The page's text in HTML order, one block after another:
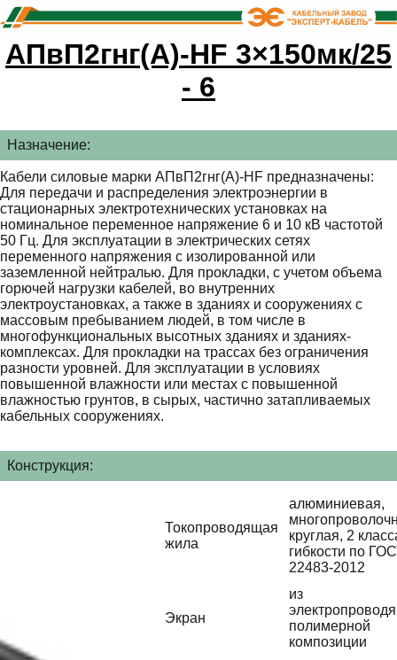
АПвП2гнг(А)-HF 3×150мк/25
- 6
Назначение:
Кабели силовые марки АПвП2гнг(А)-HF предназначены:
Для передачи и распределения электроэнергии в
стационарных электротехнических установках на
номинальное переменное напряжение 6 и 10 кВ частотой
50 Гц. Для эксплуатации в электрических сетях
переменного напряжения с изолированной или
заземленной нейтралью. Для прокладки, с учетом объема
горючей нагрузки кабелей, во внутренних
электроустановках, а также в зданиях и сооружениях с
массовым пребыванием людей, в том числе в
многофункциональных высотных зданиях и зданиях-
комплексах. Для прокладки на трассах без ограничения
разности уровней. Для эксплуатации в условиях
повышенной влажности или местах с повышенной
влажностью грунтов, в сырых, частично затапливаемых
кабельных сооружениях.
Конструкция:
Токопроводящая
жила
алюминиевая,
круглая, 2
гибкости по
22483-2012
Экран
из
полимерной
композиции